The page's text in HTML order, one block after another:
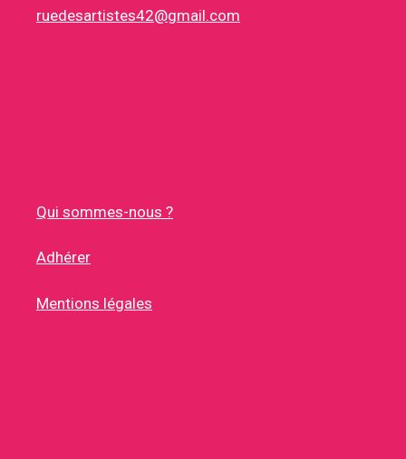
ruedesartistes42@gmail.com
Qui sommes-nous ?
Adhérer
Mentions légales